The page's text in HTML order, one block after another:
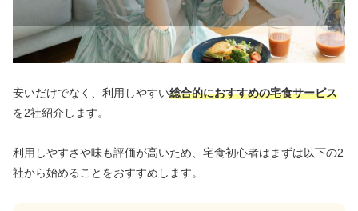
安いだけでなく、利用しやすい総合的におすすめの宅食サービス
を2社紹介します。
利用しやすさや味も評価が高いため、宅食初心者はまずは以下の2
社から始めることをおすすめします。